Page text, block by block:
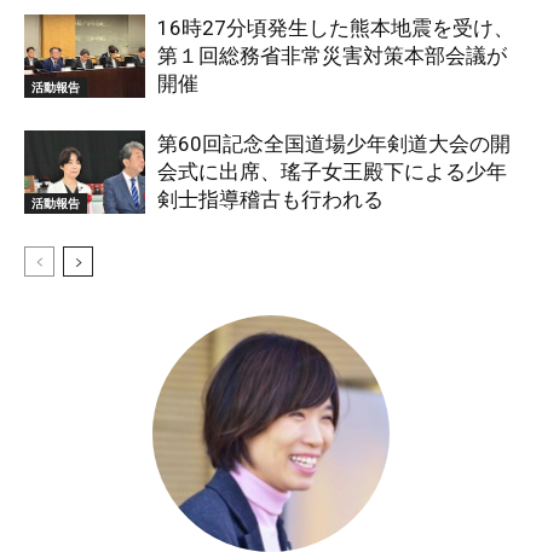
活動報告
16時27分頃発生した熊本地震を受け、
第１回総務省非常災害対策本部会議が
開催
活動報告
第60回記念全国道場少年剣道大会の開
会式に出席、瑤子女王殿下による少年
剣士指導稽古も行われる